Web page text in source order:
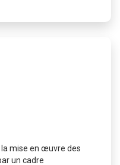
mise en œuvre des
un cadre